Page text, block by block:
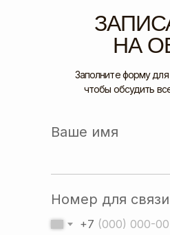
НА
Заполните форму для
чтобы обсудить
Ваше имя
Номер для связи
+7